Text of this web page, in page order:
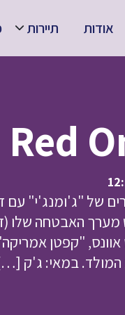
אודות תיירות
"ג'ומנג'י" עם
האבטחה שלו
"קפטן
המולד. במאי: ג'ק